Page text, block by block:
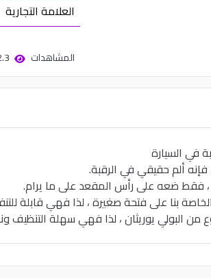
العلامة التجارية
المشاهدات
في السيارة